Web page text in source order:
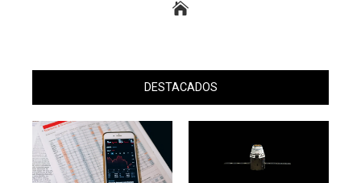
DESTACADOS